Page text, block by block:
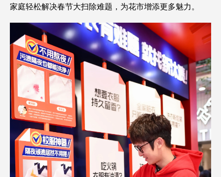
家庭轻松解决春节大扫除难题，为花市增添更多魅力。